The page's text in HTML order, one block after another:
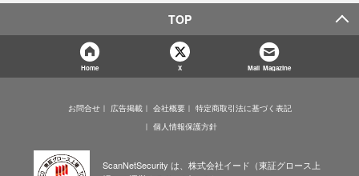
TOP
Home X Mail Magazine
お問合せ 広告掲載 会社概要
特定商取引法に基づく表記
個人情報保護方針
ScanNetSecurity は、株式会社イード（東証グロース上